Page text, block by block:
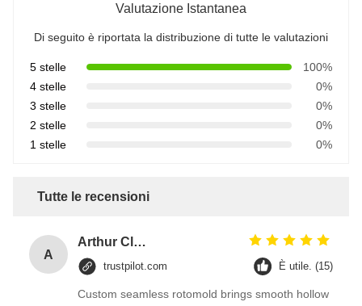
Valutazione Istantanea
Di seguito è riportata la distribuzione di tutte le valutazioni
5 stelle
100%
4 stelle
0%
3 stelle
0%
2 stelle
0%
1 stelle
0%
Tutte le recensioni
A
Arthur Clark
trustpilot.com È utile. (15)
Custom seamless rotomold brings smooth hollow